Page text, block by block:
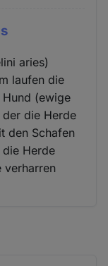
aries)
laufen die
(ewige
der die Herde
den Schafen
Herde
verharren